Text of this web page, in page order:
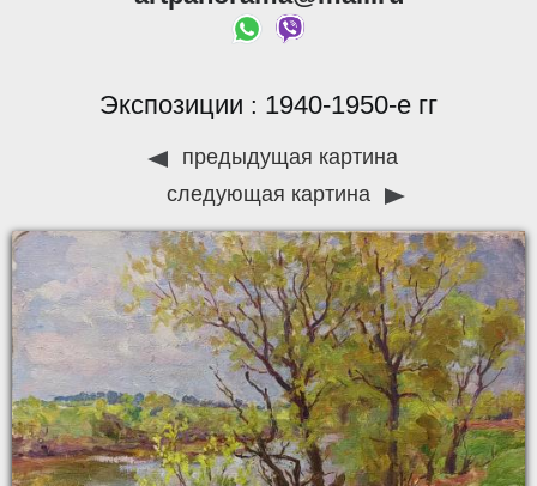
Экспозиции : 1940-1950-е гг
предыдущая картина
следующая картина